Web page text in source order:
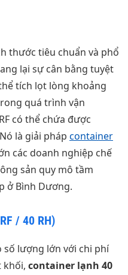
thước tiêu chuẩn và phổ
lại sự cân bằng tuyệt
tích lọt lòng khoảng
quá trình vận
có thể chứa được
là giải pháp container
các doanh nghiệp chế
sản quy mô tầm
ở Bình Dương.
/ 40 RH)
số lượng lớn với chi phí
khối, container lạnh 40